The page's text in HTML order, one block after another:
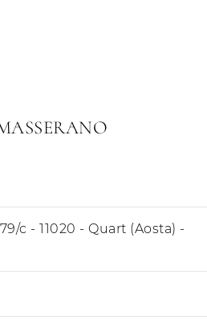
c - 11020 - Quart (Aosta) -